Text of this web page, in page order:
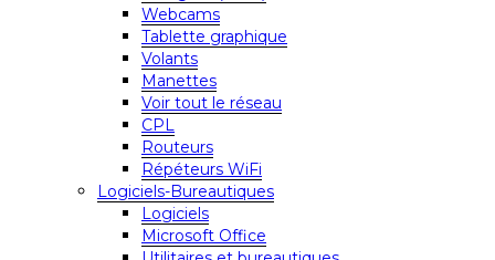
Webcams
Tablette graphique
Volants
Manettes
Voir tout le réseau
CPL
Routeurs
Répéteurs WiFi
Logiciels-Bureautiques
Logiciels
Microsoft Office